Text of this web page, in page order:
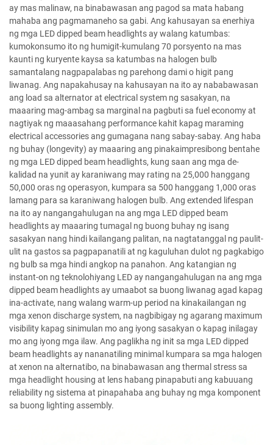
ay mas malinaw, na binabawasan ang pagod sa mata habang
mahaba ang pagmamaneho sa gabi. Ang kahusayan sa enerhiya
ng mga LED dipped beam headlights ay walang katumbas:
kumokonsumo ito ng humigit-kumulang 70 porsyento na mas
kaunti ng kuryente kaysa sa katumbas na halogen bulb
samantalang nagpapalabas ng parehong dami o higit pang
liwanag. Ang napakahusay na kahusayan na ito ay nababawasan
ang load sa alternator at electrical system ng sasakyan, na
maaaring mag-ambag sa marginal na pagbuti sa fuel economy at
nagtiyak ng maaasahang performance kahit kapag maraming
electrical accessories ang gumagana nang sabay-sabay. Ang haba
ng buhay (longevity) ay maaaring ang pinakaimpresibong bentahe
ng mga LED dipped beam headlights, kung saan ang mga de-
kalidad na yunit ay karaniwang may rating na 25,000 hanggang
50,000 oras ng operasyon, kumpara sa 500 hanggang 1,000 oras
lamang para sa karaniwang halogen bulb. Ang extended lifespan
na ito ay nangangahulugan na ang mga LED dipped beam
headlights ay maaaring tumagal ng buong buhay ng isang
sasakyan nang hindi kailangang palitan, na nagtatanggal ng paulit-
ulit na gastos sa pagpapanatili at ng kaguluhan dulot ng pagkabigo
ng bulb sa mga hindi angkop na panahon. Ang katangian ng
instant-on ng teknolohiyang LED ay nangangahulugan na ang mga
dipped beam headlights ay umaabot sa buong liwanag agad kapag
ina-activate, nang walang warm-up period na kinakailangan ng
mga xenon discharge system, na nagbibigay ng agarang maximum
visibility kapag sinimulan mo ang iyong sasakyan o kapag inilagay
mo ang iyong mga ilaw. Ang paglikha ng init sa mga LED dipped
beam headlights ay nananatiling minimal kumpara sa mga halogen
at xenon na alternatibo, na binabawasan ang thermal stress sa
mga headlight housing at lens habang pinapabuti ang kabuuang
reliability ng sistema at pinapahaba ang buhay ng mga komponent
sa buong lighting assembly.